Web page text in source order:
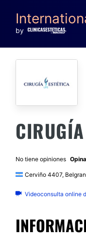
by
No tiene opiniones
Cerviño 4407,
Videoconsulta online